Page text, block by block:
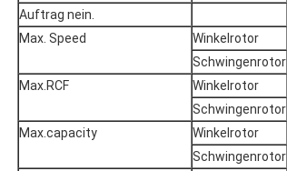
Auftrag nein.
Max. Speed
Winkelrotor
Schwingenrotor
Max.RCF
Winkelrotor
Schwingenrotor
Max.capacity
Winkelrotor
Schwingenrotor